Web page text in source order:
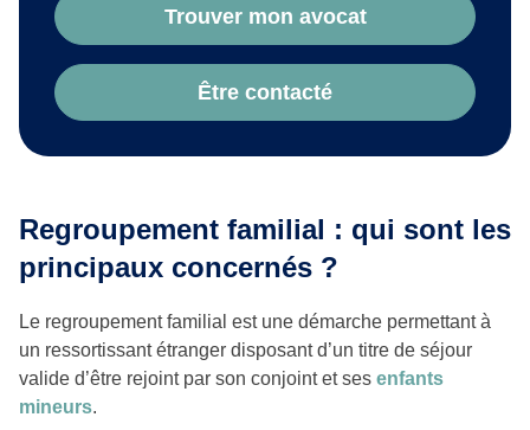
Trouver mon avocat
Être contacté
Regroupement familial : qui sont les
principaux concernés ?
Le regroupement familial est une démarche permettant à
un ressortissant étranger disposant d’un titre de séjour
valide d’être rejoint par son conjoint et ses enfants
mineurs.